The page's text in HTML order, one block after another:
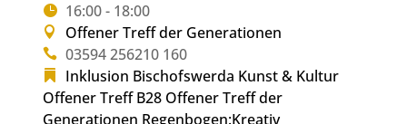
16:00 - 18:00
Offener Treff der Generationen
03594 256210 160
Inklusion Bischofswerda Kunst & Kultur
Offener Treff B28 Offener Treff der
Generationen Regenbogen:Kreativ